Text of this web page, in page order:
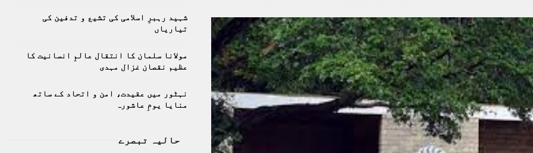
H
شہید رہبرِ اسلامی کی تشیع و تدفین کی
تیاریاں
مولانا سلمان کا انتقال عالمِ انسانیت کا
عظیم نقصان غزال مہدی
نہٹور میں عقیدت، امن و اتحاد کے ساتھ
منایا یومِ عاشورہ
حالیہ تبصرے